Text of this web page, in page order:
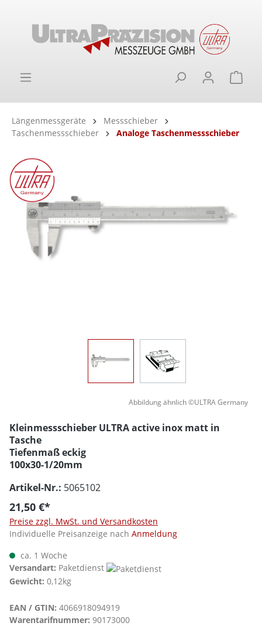
Längenmessgeräte
Messschieber
Taschenmessschieber
Analoge Taschenmessschieber
Bildergalerie überspringen
Abbildung ähnlich ©ULTRA Germany
Kleinmessschieber ULTRA active inox matt in
Tasche
Tiefenmaß eckig
100x30-1/20mm
Artikel-Nr.: 5065102
21,50 €*
Preise zzgl. MwSt. und Versandkosten
Individuelle Preisanzeige nach Anmeldung
ca. 1 Woche
Versandart: Paketdienst
Gewicht: 0,12kg
EAN / GTIN: 4066918094919
Warentarifnummer: 90173000